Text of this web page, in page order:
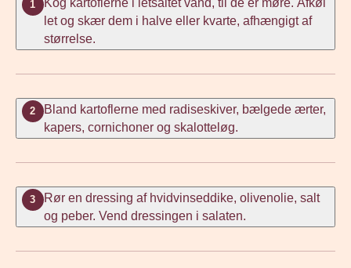
1
let og skær dem i halve eller kvarte, afhængigt af
størrelse.
2
Bland kartoflerne med radiseskiver, bælgede ærter,
kapers, cornichoner og skalotteløg.
3
Rør en dressing af hvidvinseddike, olivenolie, salt
og peber. Vend dressingen i salaten.